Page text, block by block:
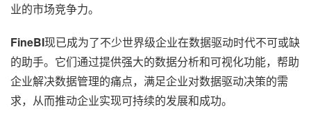
业的市场竞争力。
FineBI现已成为了不少世界级企业在数据驱动时代不可或缺
的助手。它们通过提供强大的数据分析和可视化功能，帮助
企业解决数据管理的痛点，满足企业对数据驱动决策的需
求，从而推动企业实现可持续的发展和成功。